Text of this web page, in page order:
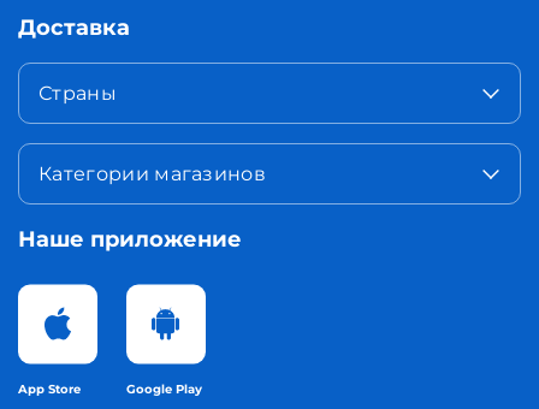
Доставка
Страны
Категории магазинов
Наше приложение
App Store Google Play